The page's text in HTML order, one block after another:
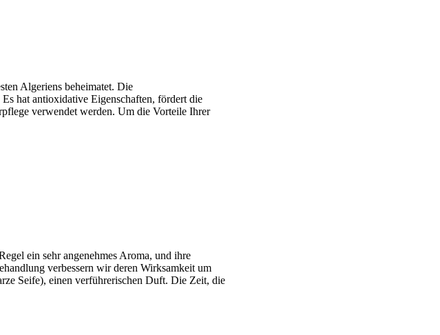
Algeriens beheimatet. Die
hat antioxidative Eigenschaften, fördert die
verwendet werden. Um die Vorteile Ihrer
ein sehr angenehmes Aroma, und ihre
verbessern wir deren Wirksamkeit um
Seife), einen verführerischen Duft. Die Zeit, die